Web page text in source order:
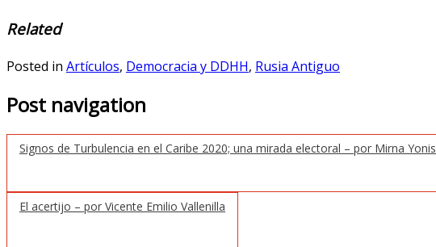
Related
Posted in Artículos, Democracia y DDHH, Rusia Antiguo
Post navigation
Signos de Turbulencia en el Caribe 2020; una mirada electoral – por Mirna Yonis
El acertijo – por Vicente Emilio Vallenilla